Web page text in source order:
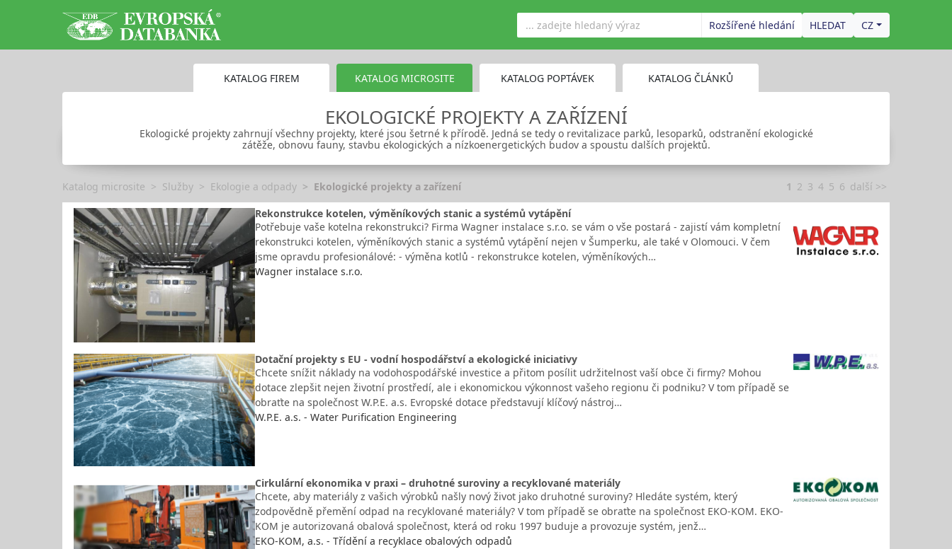
Rozšířené hledání CZ
KATALOG FIREM KATALOG MICROSITE KATALOG POPTÁVEK KATALOG ČLÁNKŮ
EKOLOGICKÉ PROJEKTY A ZAŘÍZENÍ
Ekologické projekty zahrnují všechny projekty, které jsou šetrné k přírodě. Jedná se tedy o revitalizace parků, lesoparků, odstranění ekologické
zátěže, obnovu fauny, stavbu ekologických a nízkoenergetických budov a spoustu dalších projektů.
Katalog microsite Služby Ekologie a odpady Ekologické projekty a zařízení 1 2 3 4 5 6 další >>
Rekonstrukce kotelen, výměníkových stanic a systémů vytápění
Potřebuje vaše kotelna rekonstrukci? Firma Wagner instalace s.r.o. se vám o vše postará - zajistí vám kompletní
rekonstrukci kotelen, výměníkových stanic a systémů vytápění nejen v Šumperku, ale také v Olomouci. V čem
jsme opravdu profesionálové: - výměna kotlů - rekonstrukce kotelen, výměníkových…
Wagner instalace s.r.o.
Dotační projekty s EU - vodní hospodářství a ekologické iniciativy
Chcete snížit náklady na vodohospodářské investice a přitom posílit udržitelnost vaší obce či firmy? Mohou
dotace zlepšit nejen životní prostředí, ale i ekonomickou výkonnost vašeho regionu či podniku? V tom případě se
obraťte na společnost W.P.E. a.s. Evropské dotace představují klíčový nástroj…
W.P.E. a.s. - Water Purification Engineering
Cirkulární ekonomika v praxi – druhotné suroviny a recyklované materiály
Chcete, aby materiály z vašich výrobků našly nový život jako druhotné suroviny? Hledáte systém, který
zodpovědně přemění odpad na recyklované materiály? V tom případě se obraťte na společnost EKO-KOM. EKO-
KOM je autorizovaná obalová společnost, která od roku 1997 buduje a provozuje systém, jenž…
EKO-KOM, a.s. - Třídění a recyklace obalových odpadů